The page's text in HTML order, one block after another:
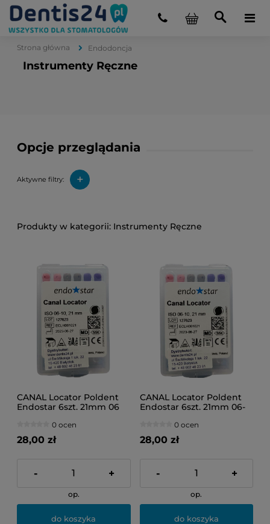
Strona główna Endodoncja
Instrumenty Ręczne
Opcje przeglądania
Aktywne filtry: +
Instrumenty Ręczne
CANAL Locator Poldent
Endostar 6szt. 21mm 06
0 ocen
28,00 zł
- +
op.
do koszyka
CANAL Locator Poldent
Endostar 6szt. 21mm 06-
0 ocen
28,00 zł
- +
op.
do koszyka